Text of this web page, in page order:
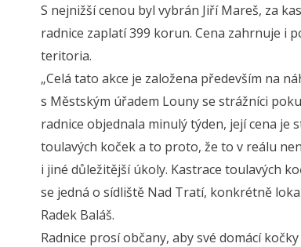
S nejnižší cenou byl vybrán Jiří Mareš, za
radnice zaplatí 399 korun. Cena zahrnuje i
teritoria.
„Celá tato akce je založena především na
s Městským úřadem Louny se strážníci
radnice objednala minulý týden, její cena je
toulavých koček a to proto, že to v reálu
i jiné důležitější úkoly. Kastrace toulavých
se jedná o sídliště Nad Tratí, konkrétně
Radek Baláš.
Radnice prosí občany, aby své domácí